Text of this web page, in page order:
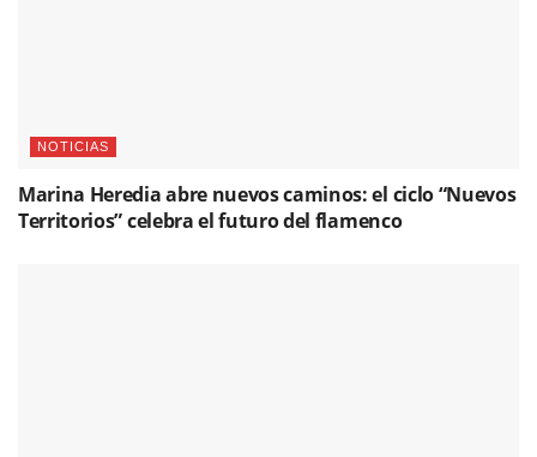
NOTICIAS
Marina Heredia abre nuevos caminos: el ciclo “Nuevos
Territorios” celebra el futuro del flamenco